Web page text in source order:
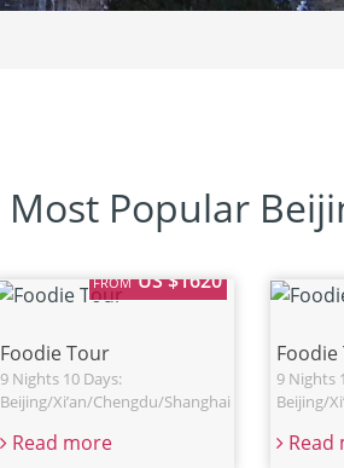
Most Popular
FROM US $1620
Foodie Tour
9 Nights 10 Days:
Beijing/Xi’an/Chengdu/Shanghai
Read more
9 Nights
Beijing/
Read